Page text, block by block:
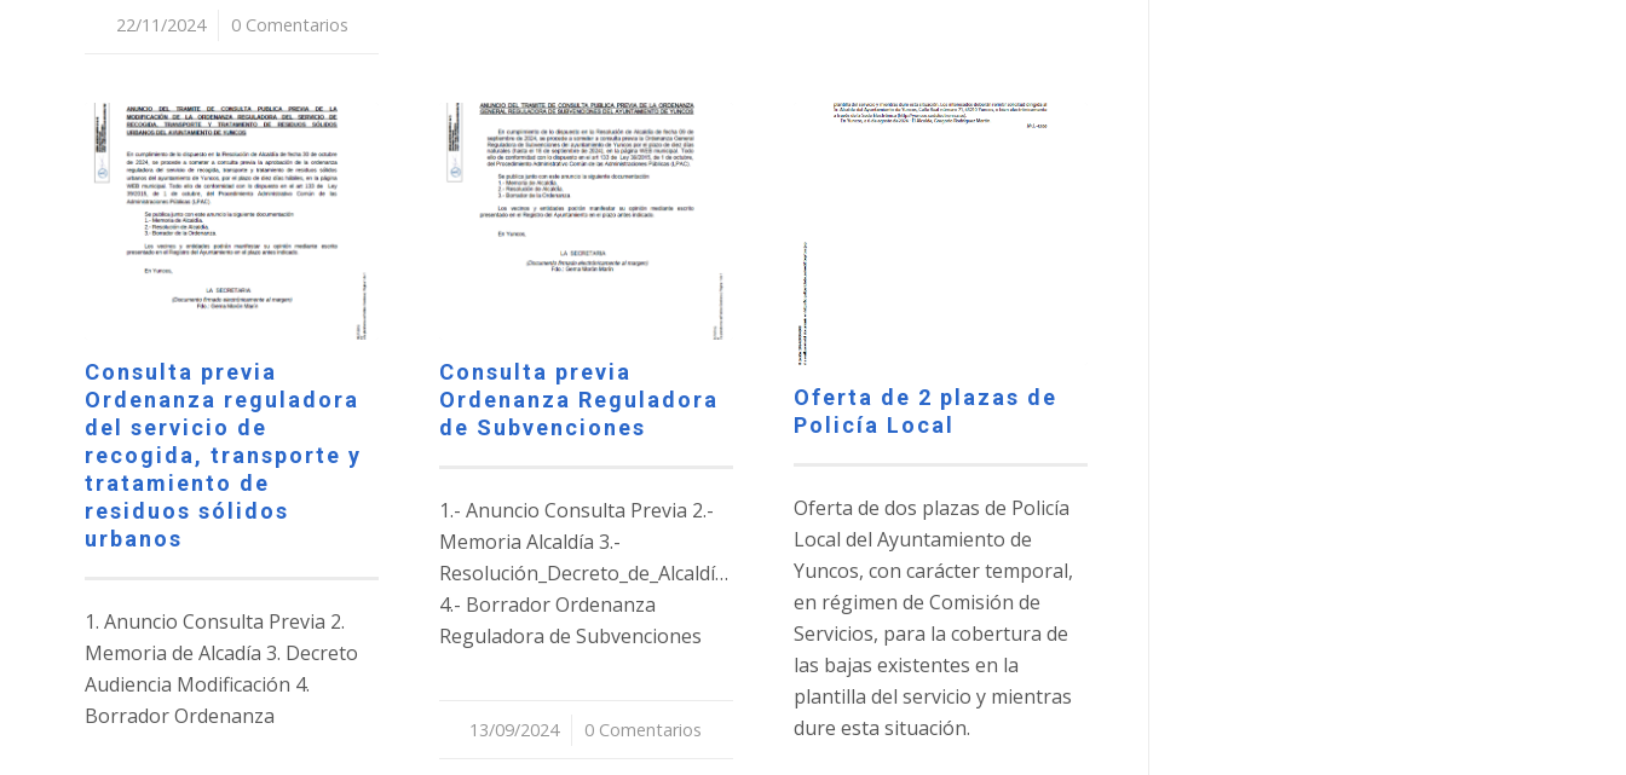
22/11/2024
/ 0 Comentarios
Consulta previa
Ordenanza reguladora
del servicio de
recogida, transporte y
tratamiento de
residuos sólidos
urbanos
1. Anuncio Consulta Previa 2.
Memoria de Alcadía 3. Decreto
Audiencia Modificación 4.
Borrador Ordenanza
Consulta previa
Ordenanza Reguladora
de Subvenciones
1.- Anuncio Consulta Previa 2.-
Memoria Alcaldía 3.-
Resolución_Decreto_de_Alcaldía_Decreto
4.- Borrador Ordenanza
Reguladora de Subvenciones
13/09/2024
/ 0 Comentarios
Oferta de 2 plazas de
Policía Local
Oferta de dos plazas de Policía
Local del Ayuntamiento de
Yuncos, con carácter temporal,
en régimen de Comisión de
Servicios, para la cobertura de
las bajas existentes en la
plantilla del servicio y mientras
dure esta situación.